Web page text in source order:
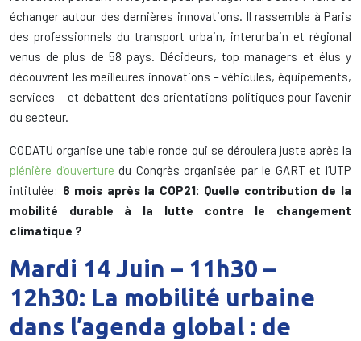
échanger autour des dernières innovations. Il rassemble à Paris
des professionnels du transport urbain, interurbain et régional
venus de plus de 58 pays. Décideurs, top managers et élus y
découvrent les meilleures innovations – véhicules, équipements,
services – et débattent des orientations politiques pour l’avenir
du secteur.
CODATU organise une table ronde qui se déroulera juste après la
plénière d’ouverture du Congrès organisée par le GART et l’UTP
intitulée: 6 mois après la COP21: Quelle contribution de la
mobilité durable à la lutte contre le changement
climatique ?
Mardi 14 Juin – 11h30 –
12h30: La mobilité urbaine
dans l’agenda global : de